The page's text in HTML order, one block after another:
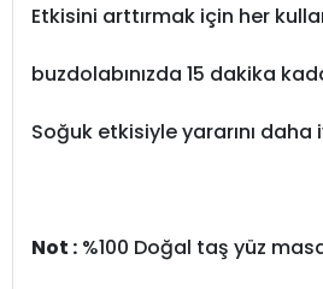
Etkisini arttırmak için her
buzdolabınızda 15 dakika
Soğuk etkisiyle yararını daha
Not : %100 Doğal taş yüz